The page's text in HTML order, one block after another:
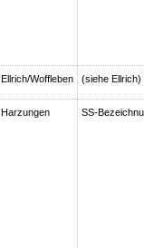
Ellrich/Woffleben (siehe Ellrich)
Harzungen SS-